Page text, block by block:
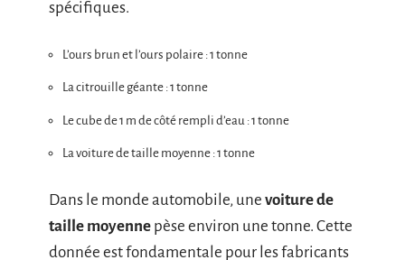
spécifiques.
L’ours brun et l’ours polaire : 1 tonne
La citrouille géante : 1 tonne
Le cube de 1 m de côté rempli d’eau : 1 tonne
La voiture de taille moyenne : 1 tonne
Dans le monde automobile, une voiture de
taille moyenne pèse environ une tonne. Cette
donnée est fondamentale pour les fabricants